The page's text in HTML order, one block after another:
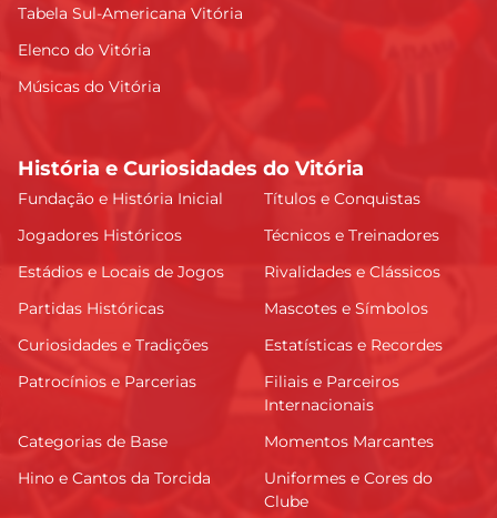
Tabela Sul-Americana Vitória
Elenco do Vitória
Músicas do Vitória
História e Curiosidades do Vitória
Fundação e História Inicial
Títulos e Conquistas
Jogadores Históricos
Técnicos e Treinadores
Estádios e Locais de Jogos
Rivalidades e Clássicos
Partidas Históricas
Mascotes e Símbolos
Curiosidades e Tradições
Estatísticas e Recordes
Patrocínios e Parcerias
Filiais e Parceiros
Internacionais
Categorias de Base
Momentos Marcantes
Hino e Cantos da Torcida
Uniformes e Cores do
Clube